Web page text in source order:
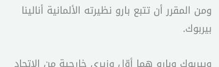
ومن المقرر أن تتبع بارو نظيرته الألمانية أنالينا
بيربوك.